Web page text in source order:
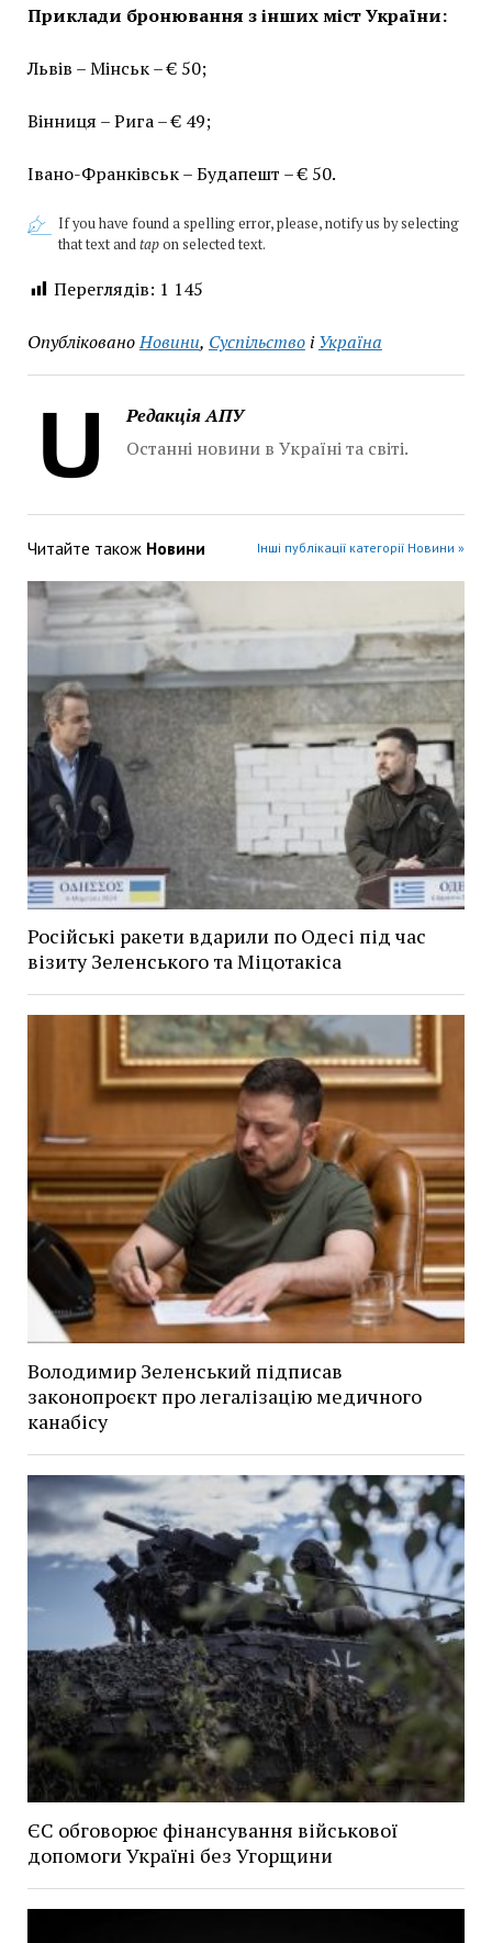
Приклади бронювання з інших міст України:
Львів – Мінськ – € 50;
Вінниця – Рига – € 49;
Івано-Франківськ – Будапешт – € 50.
If you have found a spelling error, please, notify us by selecting
that text andtapon selected text.
Переглядів: 1 145
ОпублікованоНовини, СуспільствоіУкраїна
Редакція АПУ
Останні новини в Україні та світі.
Читайте також Новини Інші публікації категорії Новини »
Російські ракети вдарили по Одесі під час
візиту Зеленського та Міцотакіса
Володимир Зеленський підписав
законопроєкт про легалізацію медичного
канабісу
ЄС обговорює фінансування військової
допомоги Україні без Угорщини